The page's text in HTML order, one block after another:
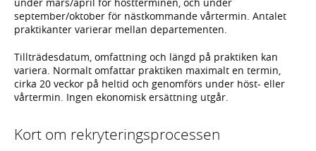
september/oktober för nästkommande vårtermin. Antalet
praktikanter varierar mellan departementen.
Tillträdesdatum, omfattning och längd på praktiken kan
variera. Normalt omfattar praktiken maximalt en termin,
cirka 20 veckor på heltid och genomförs under höst- eller
vårtermin. Ingen ekonomisk ersättning utgår.
Kort om rekryteringsprocessen